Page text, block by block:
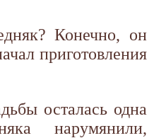
Конечно, он
приготовления
осталась одна
нарумянили,